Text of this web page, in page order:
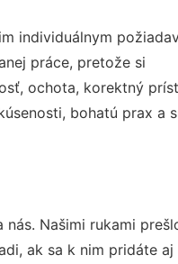
individuálnym
práce, pretože si
ochota, korektný
bohatú prax a
Našimi rukami
ak sa k nim pridáte aj